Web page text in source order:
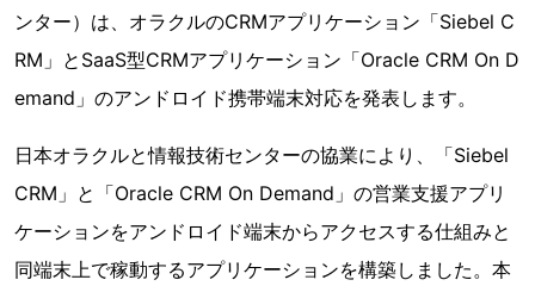
ンター）は、オラクルのCRMアプリケーション「Siebel C
RM」とSaaS型CRMアプリケーション「Oracle CRM On D
emand」のアンドロイド携帯端末対応を発表します。
日本オラクルと情報技術センターの協業により、「Siebel
CRM」と「Oracle CRM On Demand」の営業支援アプリ
ケーションをアンドロイド端末からアクセスする仕組みと
同端末上で稼動するアプリケーションを構築しました。本